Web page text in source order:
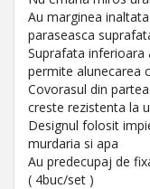
Au marginea
paraseasca
Suprafata inferioara
permite alunecarea
Covorasul din
creste rezistenta la
Designul folosit
murdaria si apa
Au predecupaj de
( 4buc/set )